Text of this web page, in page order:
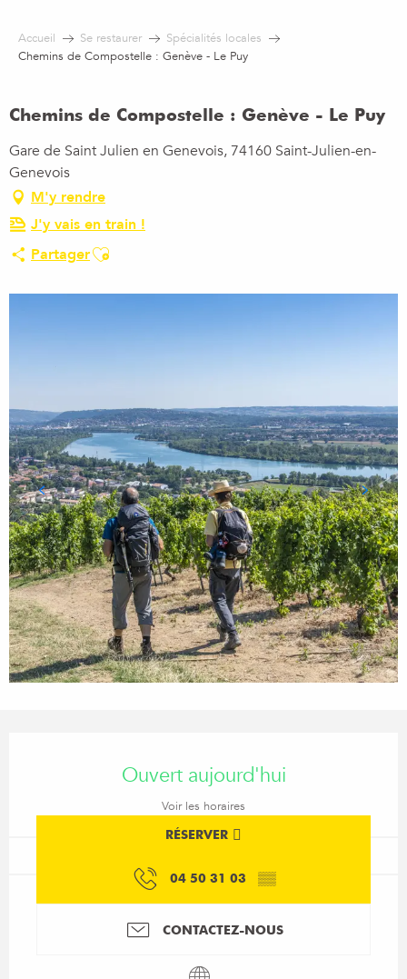
contenu
Accueil Se restaurer
Spécialités locales
Chemins de Compostelle : Genève - Le Puy
Chemins de Compostelle : Genève - Le Puy
Gare de Saint Julien en Genevois, 74160 Saint-Julien-en-
Genevois
M'y rendre
J'y vais en train !
PartagerAjouter aux favoris
Ouvert aujourd'hui
Voir les horaires
RÉSERVER
04 50 31 03 ▒▒
CONTACTEZ-NOUS